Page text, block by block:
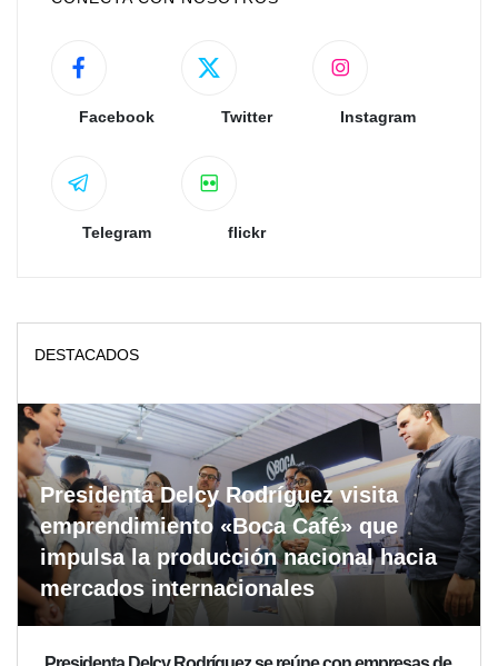
Facebook Twitter Instagram
Telegram flickr
DESTACADOS
Presidenta Delcy Rodríguez visita
emprendimiento «Boca Café» que
impulsa la producción nacional hacia
mercados internacionales